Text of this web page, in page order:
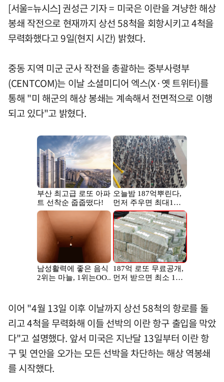
[서울=뉴시스] 권성근 기자 = 미국은 이란을 겨냥한 해상
봉쇄 작전으로 현재까지 상선 58척을 회항시키고 4척을
무력화했다고 9일(현지 시간) 밝혔다.
중동 지역 미군 군사 작전을 총괄하는 중부사령부
(CENTCOM)는 이날 소셜미디어 엑스(X·옛 트위터)를
통해 "미 해군의 해상 봉쇄는 계속해서 전면적으로 이행
되고 있다"고 밝혔다.
이어 "4월 13일 이후 이날까지 상선 58척의 항로를 돌
리고 4척을 무력화해 이들 선박의 이란 항구 출입을 막았
다"고 설명했다. 앞서 미국은 지난달 13일부터 이란 항
구 및 연안을 오가는 모든 선박을 차단하는 해상 역봉쇄
를 시작했다.